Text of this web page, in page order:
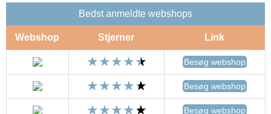
Bedst anmeldte webshops
Webshop Stjerner Link
Besøg webshop
Besøg webshop
Besøg webshop